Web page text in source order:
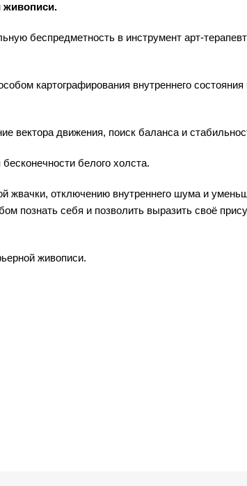
живописи.
беспредметность в инструмент арт-
картографирования внутреннего состояния
вектора движения, поиск баланса и
белого холста.
жвачки, отключению внутреннего шума и
познать себя и позволить выразить своё
живописи.